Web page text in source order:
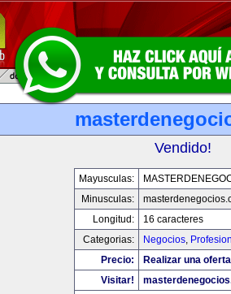
Vendido!
Mayusculas:
Minusculas:
Longitud:
16 caracteres
Categorias:
Negocios,
Precio:
Realizar una
Visitar!